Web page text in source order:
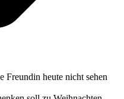
Freundin heute nicht sehen